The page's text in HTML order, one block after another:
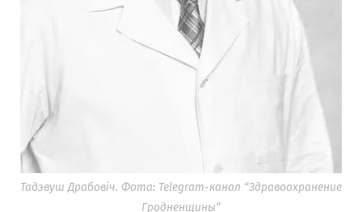
Тадэвуш Драбовіч. Фота: Telegram-канал “Здравоохранение
Гродненщины”